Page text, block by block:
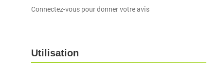
Connectez-vous pour donner votre avis
Utilisation